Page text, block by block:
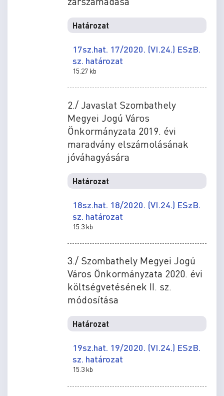
Határozat
17sz.hat. 17/2020. (VI.24.) ESzB.
sz. határozat
15.27 kb
2./ Javaslat Szombathely
Megyei Jogú Város
Önkormányzata 2019. évi
maradvány elszámolásának
jóváhagyására
Határozat
18sz.hat. 18/2020. (VI.24.) ESzB.
sz. határozat
15.3 kb
3./ Szombathely Megyei Jogú
Város Önkormányzata 2020. évi
költségvetésének II. sz.
módosítása
Határozat
19sz.hat. 19/2020. (VI.24.) ESzB.
sz. határozat
15.3 kb